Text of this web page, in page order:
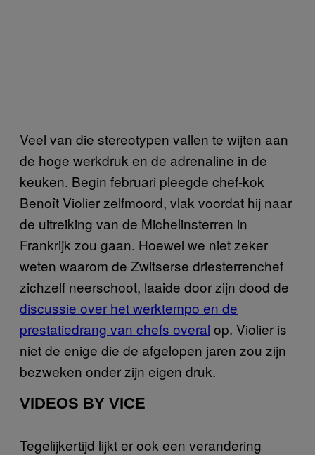
Veel van die stereotypen vallen te wijten aan
de hoge werkdruk en de adrenaline in de
keuken. Begin februari pleegde chef-kok
Benoît Violier zelfmoord, vlak voordat hij naar
de uitreiking van de Michelinsterren in
Frankrijk zou gaan. Hoewel we niet zeker
weten waarom de Zwitserse driesterrenchef
zichzelf neerschoot, laaide door zijn dood de
discussie over het werktempo en de
prestatiedrang van chefs overal op. Violier is
niet de enige die de afgelopen jaren zou zijn
bezweken onder zijn eigen druk.
VIDEOS BY VICE
Tegelijkertijd lijkt er ook een verandering